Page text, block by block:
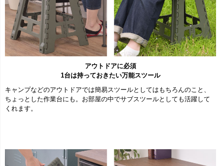
アウトドアに必須
1台は持っておきたい万能スツール
キャンプなどのアウトドアでは簡易スツールとしてはもちろんのこと、
ちょっとした作業台にも。お部屋の中でサブスツールとしても活躍して
くれます。